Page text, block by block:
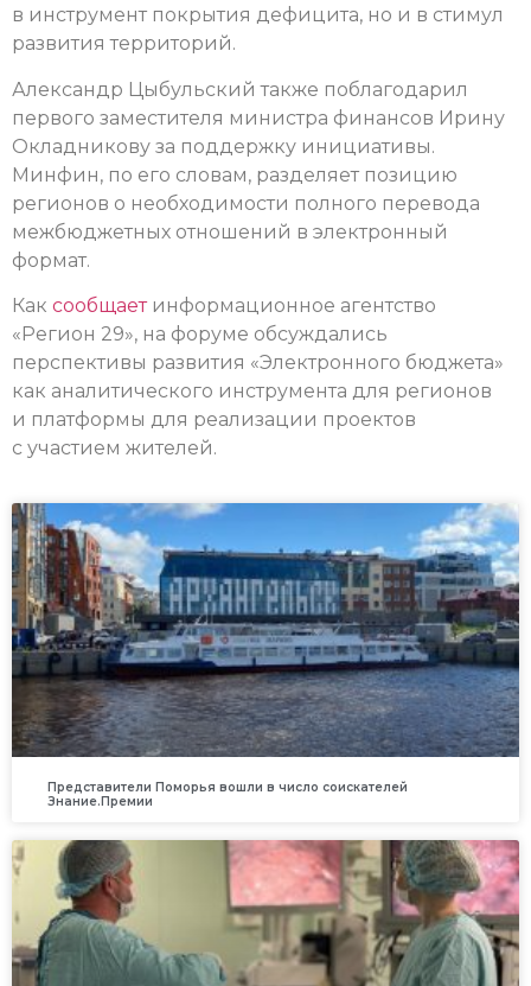
в инструмент покрытия дефицита, но и в стимул
развития территорий.
Александр Цыбульский также поблагодарил
первого заместителя министра финансов Ирину
Окладникову за поддержку инициативы.
Минфин, по его словам, разделяет позицию
регионов о необходимости полного перевода
межбюджетных отношений в электронный
формат.
Как сообщаетинформационное агентство
«Регион 29», на форуме обсуждались
перспективы развития «Электронного бюджета»
как аналитического инструмента для регионов
и платформы для реализации проектов
с участием жителей.
Представители Поморья вошли в число соискателей
Знание.Премии